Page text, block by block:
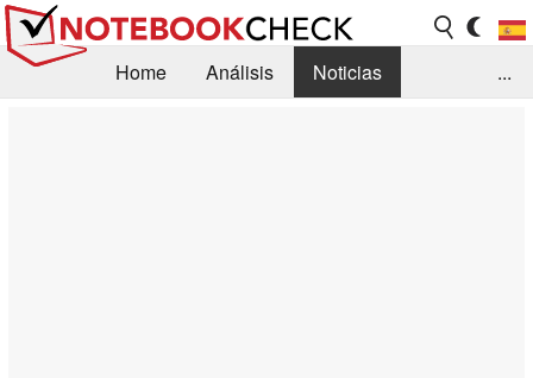
Home Análisis
Noticias
...